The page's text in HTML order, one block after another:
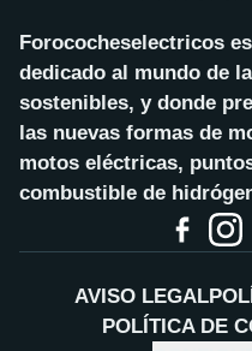
Forococheselectricos
dedicado al mundo de
sostenibles, y donde
las nuevas formas de
motos eléctricas,
combustible de
AVISO LEGAL
POLÍTICA DE